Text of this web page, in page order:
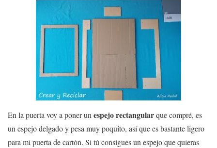
En la puerta voy a poner un espejo rectangularque compré, es
un espejo delgado y pesa muy poquito, así que es bastante ligero
para mi puerta de cartón. Si tú consigues un espejo que quieras